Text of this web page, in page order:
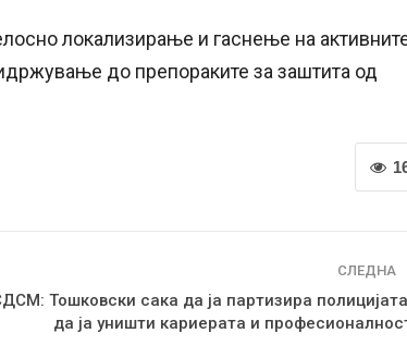
локализирање и гаснење на
до препораките за заштита од
СЛЕДНА
Тошковски сака да ја партизира
да ја уништи кариерата и